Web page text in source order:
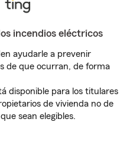
incendios eléctricos
ayudarle a prevenir
de que ocurran, de forma
disponible para los titulares
de vivienda no de
sean elegibles.